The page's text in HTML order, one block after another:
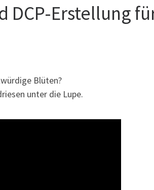
DCP-Erstellung
Blüten?
unter die Lupe.